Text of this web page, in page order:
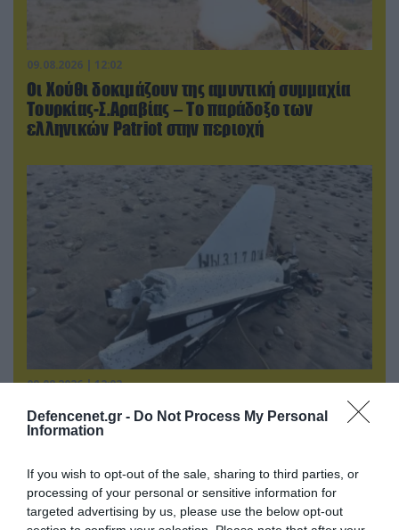
Defencenet.gr - Do Not Process My Personal
Information
If you wish to opt-out of the sale, sharing to third parties, or
processing of your personal or sensitive information for
targeted advertising by us, please use the below opt-out
09.08.2026 | 12:02
Οι Χούθι δοκιμάζουν της αμυντική συμμαχία
Τουρκίας-Σ.Αραβίας – Το παράδοξο των
ελληνικών Patriot στην περιοχή
09.08.2026 | 12:02
Λευκάδα-Βουλγαρία: Ουκρανικά drone
χτυπούν την εθνική κυριαρχία και θέτουν σε
ΠΟΛΙΤΙΚΗ